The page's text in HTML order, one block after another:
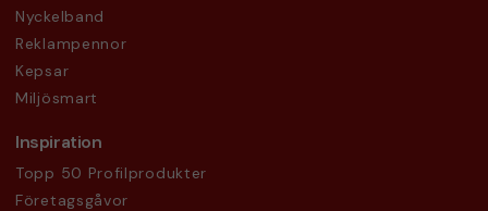
Nyckelband
Reklampennor
Kepsar
Miljösmart
Inspiration
Topp 50 Profilprodukter
Företagsgåvor